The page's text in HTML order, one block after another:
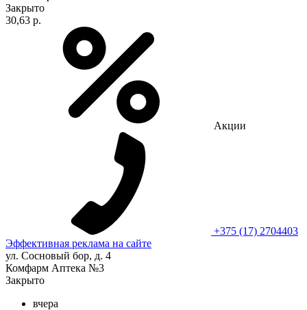
Закрыто
30,63 р.
Акции
+375 (17) 2704403
Эффективная реклама на сайте
ул. Сосновый бор, д. 4
Комфарм Аптека №3
Закрыто
вчера